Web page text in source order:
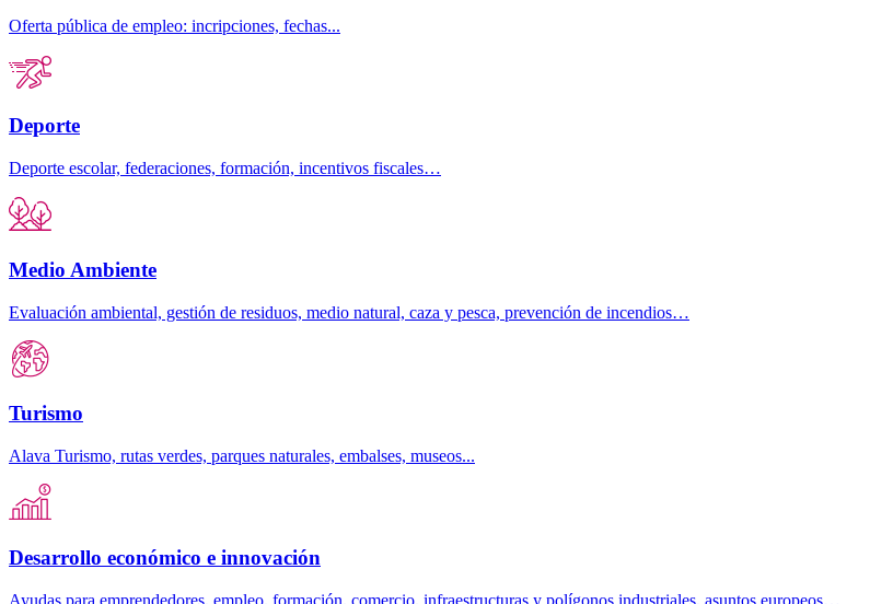
Oferta pública de empleo: incripciones, fechas...
Deporte
Deporte escolar, federaciones, formación, incentivos fiscales…
Medio Ambiente
Evaluación ambiental, gestión de residuos, medio natural, caza y pesca, prevención de incendios…
Turismo
Alava Turismo, rutas verdes, parques naturales, embalses, museos...
Desarrollo económico e innovación
Ayudas para emprendedores, empleo, formación, comercio, infraestructuras y polígonos industriales, asuntos europeos…